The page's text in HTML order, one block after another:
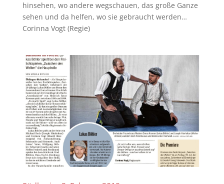
hinsehen, wo andere wegschauen, das große Ganze
sehen und da helfen, wo sie gebraucht werden…
Corinna Vogt (Regie)